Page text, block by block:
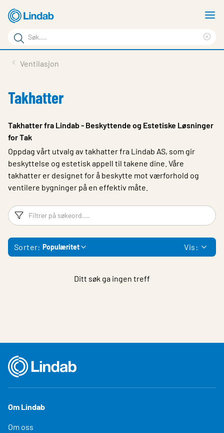
hovedinnhold
Søkeord
Søk
på
Last ned
Bærekraft
Kontakt oss
Logg inn
Choose languge
Norway
Ventilasjon
Takhatter
Takhatter fra Lindab - Beskyttende og Estetiske Løsninger
for Tak
Oppdag vårt utvalg av takhatter fra Lindab AS, som gir
beskyttelse og estetisk appell til takene dine. Våre
takhatter er designet for å beskytte mot værforhold og
ventilere bygninger på en effektiv måte.
Filtreringsord
Sorter: Populæritet Vis:
Ditt søk ga ingen treff
Om Lindab
Om oss